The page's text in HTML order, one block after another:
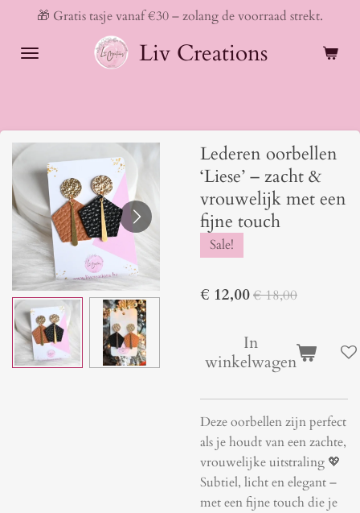
naar
Liv Creations
🎁 Gratis tasje vanaf €30 – zolang de voorraad strekt.
Lederen oorbellen
‘Liese’ – zacht &
vrouwelijk met een
fijne touch
Sale!
€ 12,00€ 18,00
In
winkelwagen
Deze oorbellen zijn perfect
als je houdt van een zachte,
vrouwelijke uitstraling 💖
Subtiel, licht en elegant –
met een fijne touch die je